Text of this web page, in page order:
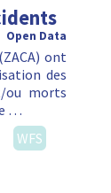
Open Data
ont
des
ou morts
…
WFS